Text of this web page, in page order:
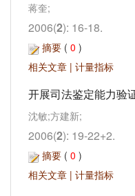
蒋奎;
2006(2): 16-18.
摘要 ( 0 )
相关文章 | 计量指标
开展司法鉴定能力验
沈敏;方建新;
2006(2): 19-22+2.
摘要 ( 0 )
相关文章 | 计量指标